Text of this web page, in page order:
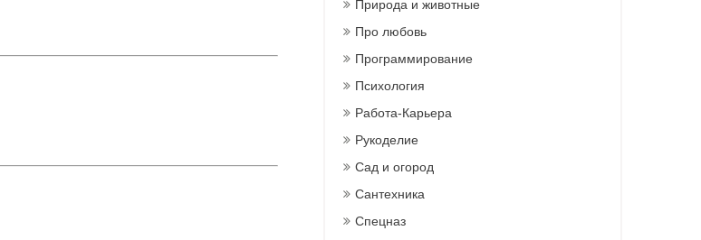
Природа и животные
Про любовь
Программирование
Психология
Работа-Карьера
Рукоделие
Сад и огород
Сантехника
Спецназ